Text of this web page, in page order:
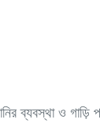
ব্যবস্থা ও গাড়ি